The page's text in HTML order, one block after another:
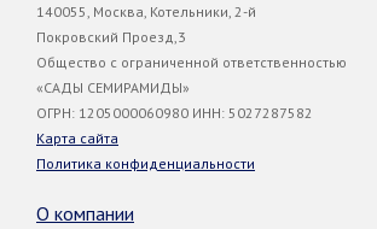
140055, Москва, Котельники, 2-й
Покровский Проезд,3
Общество с ограниченной ответственностью
«САДЫ СЕМИРАМИДЫ»
ОГРН: 1205000060980 ИНН: 5027287582
Карта сайта
Политика конфиденциальности
О компании